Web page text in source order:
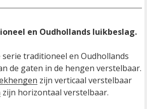
en Oudhollands luikbeslag.
traditioneel en Oudhollands
de gaten in de hengen verstelbaar.
zijn verticaal verstelbaar
zijn horizontaal verstelbaar.